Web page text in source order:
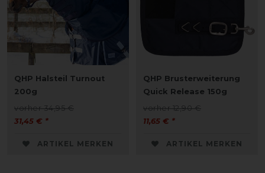
QHP Halsteil Turnout
200g
vorher 34,95 €
31,45 € *
ARTIKEL MERKEN
QHP Brusterweiterung
Quick Release 150g
vorher 12,90 €
11,65 € *
ARTIKEL MERKEN